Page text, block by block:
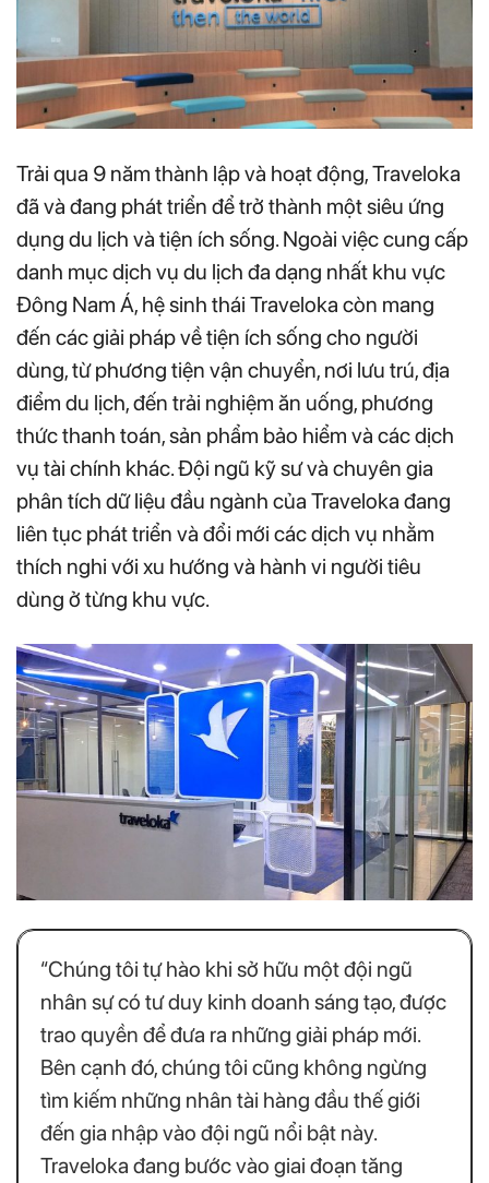
Trải qua 9 năm thành lập và hoạt động, Traveloka
đã và đang phát triển để trở thành một siêu ứng
dụng du lịch và tiện ích sống. Ngoài việc cung cấp
danh mục dịch vụ du lịch đa dạng nhất khu vực
Đông Nam Á, hệ sinh thái Traveloka còn mang
đến các giải pháp về tiện ích sống cho người
dùng, từ phương tiện vận chuyển, nơi lưu trú, địa
điểm du lịch, đến trải nghiệm ăn uống, phương
thức thanh toán, sản phẩm bảo hiểm và các dịch
vụ tài chính khác. Đội ngũ kỹ sư và chuyên gia
phân tích dữ liệu đầu ngành của Traveloka đang
liên tục phát triển và đổi mới các dịch vụ nhằm
thích nghi với xu hướng và hành vi người tiêu
dùng ở từng khu vực.
“Chúng tôi tự hào khi sở hữu một đội ngũ
nhân sự có tư duy kinh doanh sáng tạo, được
trao quyền để đưa ra những giải pháp mới.
Bên cạnh đó, chúng tôi cũng không ngừng
tìm kiếm những nhân tài hàng đầu thế giới
đến gia nhập vào đội ngũ nổi bật này.
Traveloka đang bước vào giai đoạn tăng